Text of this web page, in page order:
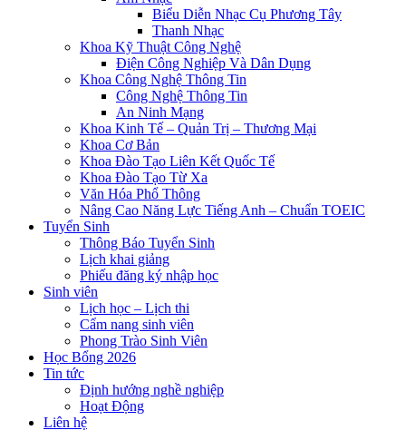
Biểu Diễn Nhạc Cụ Phương Tây
Thanh Nhạc
Khoa Kỹ Thuật Công Nghệ
Điện Công Nghiệp Và Dân Dụng
Khoa Công Nghệ Thông Tin
Công Nghệ Thông Tin
An Ninh Mạng
Khoa Kinh Tế – Quản Trị – Thương Mại
Khoa Cơ Bản
Khoa Đào Tạo Liên Kết Quốc Tế
Khoa Đào Tạo Từ Xa
Văn Hóa Phổ Thông
Nâng Cao Năng Lực Tiếng Anh – Chuẩn TOEIC
Tuyển Sinh
Thông Báo Tuyển Sinh
Lịch khai giảng
Phiếu đăng ký nhập học
Sinh viên
Lịch học – Lịch thi
Cẩm nang sinh viên
Phong Trào Sinh Viên
Học Bổng 2026
Tin tức
Định hướng nghề nghiệp
Hoạt Động
Liên hệ